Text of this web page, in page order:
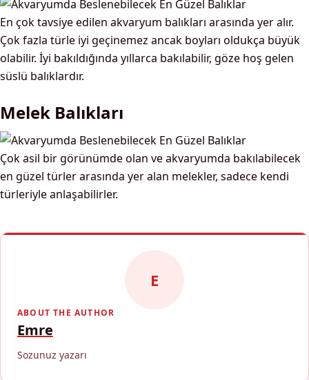
En çok tavsiye edilen akvaryum balıkları arasında yer alır.
Çok fazla türle iyi geçinemez ancak boyları oldukça büyük
olabilir. İyi bakıldığında yıllarca bakılabilir, göze hoş gelen
süslü balıklardır.
Melek Balıkları
Çok asil bir görünümde olan ve akvaryumda bakılabilecek
en güzel türler arasında yer alan melekler, sadece kendi
türleriyle anlaşabilirler.
E
ABOUT THE AUTHOR
Emre
Sozunuz yazarı